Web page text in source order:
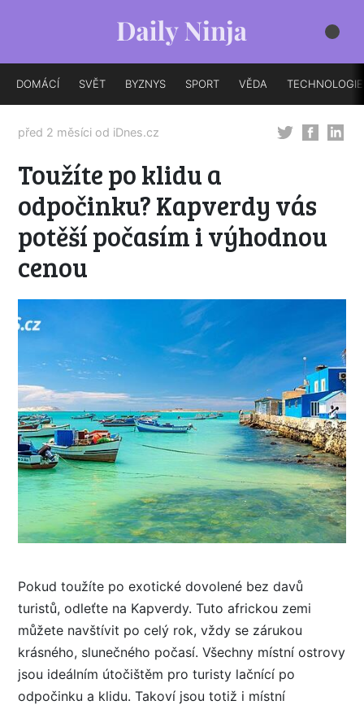
DOMÁCÍ SVĚT BYZNYS SPORT VĚDA TECHNOLOGIE
před 2 měsíci od iDnes.cz
Toužíte po klidu a
odpočinku? Kapverdy vás
potěší počasím i výhodnou
cenou
Pokud toužíte po exotické dovolené bez davů
turistů, odleťte na Kapverdy. Tuto africkou zemi
můžete navštívit po celý rok, vždy se zárukou
krásného, slunečného počasí. Všechny místní ostrovy
jsou ideálním útočištěm pro turisty lačnící po
odpočinku a klidu. Takoví jsou totiž i místní